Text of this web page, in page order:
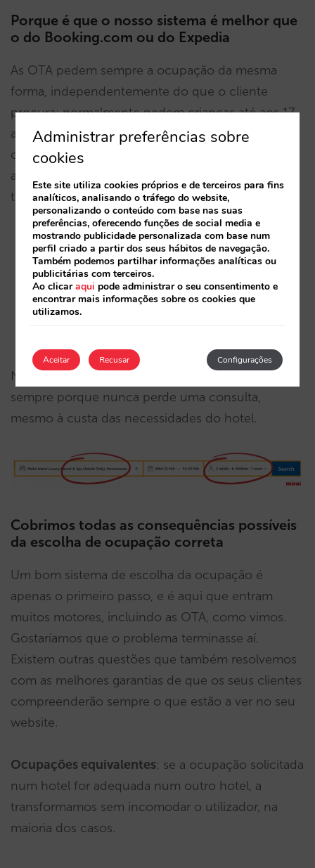
Porque é que o nosso sistema é melhor que
o do Booking.com ou do Expedia
As OTA pedem sempre a ocupação da mesma
forma, independentemente do que o cliente
procura: normalmente pedem crianças até aos 17
anos e adultos a partir dos 18 anos. A partir daí,
classificam e definem preços para as crianças de
acordo com cada hotel e a idade indicada. Isto
tem duas consequências:
Podem sempre oferecer hotéis alternativos.
Pode levar a ambiguidades em reservas
conflituosas para o hotel. O cliente pediu uma
criança e acaba num hotel onde é considerado
Na prática, isto significa que a OTA beneficia
sempre porque nunca perde uma consulta,
mesmo à custa das necessidades do hotel.
Cobrimos todas as consequências possíveis
da escolha de ocupação correta
Um bom sistema de escolha da ocupação é
apenas o primeiro passo, e é aqui que entram
muitos motores, incluindo as OTA, como vimos.
Gostaríamos que o problema terminasse aí.
Existem outras questões que também resolvemos
com as melhores garantias de que os seus clientes
compreenderão sempre o que estão a ver no seu
website.
Ocupações equivalentes: se a ocupação solicitada
num hotel for adequada num outro hotel, a
transformamos sem incomodar o utilizador, na
maioria dos casos.
Administrar preferências sobre
cookies
Este site utiliza cookies próprios e de terceiros para fins
analíticos, analisando o tráfego do website,
personalizando o conteúdo com base nas suas
preferências, oferecendo funções de social media e
mostrando publicidade personalizada com base num
perfil criado a partir dos seus hábitos de navegação.
Também podemos partilhar informações analíticas ou
publicitárias com terceiros.
Ao clicaraqui pode administrar o seu consentimento e
encontrar mais informações sobre os cookies que
utilizamos.
Aceitar Configurações
Recusar